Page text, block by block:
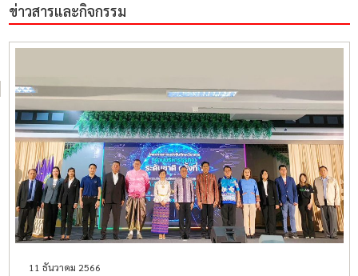
ข่าวสารและกิจกรรม
11 ธันวาคม 2566